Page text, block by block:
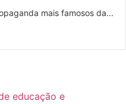
mais famosos da...
educação e